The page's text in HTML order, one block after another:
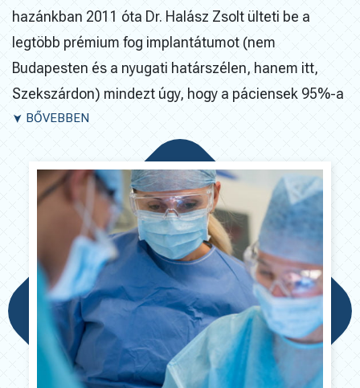
hazánkban 2011 óta Dr. Halász Zsolt ülteti be a
legtöbb prémium fog implantátumot (nem
Budapesten és a nyugati határszélen, hanem itt,
Szekszárdon) mindezt úgy, hogy a páciensek 95%-a
magyar. 20-30 éves fogpótlásainkról
* olvasható.
➤ BŐVEBBEN